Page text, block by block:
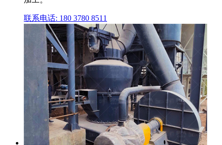
联系电话: 180 3780 8511